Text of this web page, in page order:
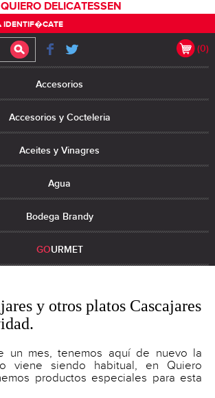
IDENTIF�CATE
(0)
Accesorios
Accesorios y Cocteleria
Aceites y Vinagres
Agua
Bodega Brandy
GOURMET
QUIERO DELICATESSEN
y otros platos Cascajares
un mes, tenemos aquí de nuevo la
viene siendo habitual, en Quiero
productos especiales para esta